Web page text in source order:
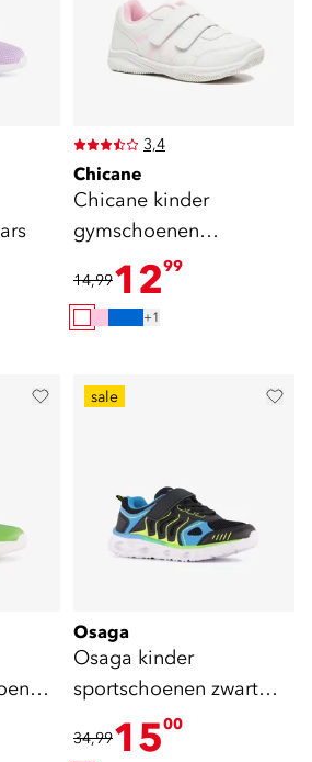
3,4
Chicane
Chicane kinder
gymschoenen
klittenband wit roze
14,991299
+1
sale
Osaga
Osaga kinder
sportschoenen zwart
blauw
34,991500